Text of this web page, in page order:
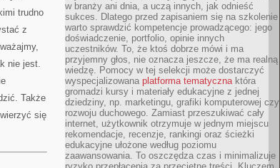
trudno
z
nie jest.
Także
się
w branży ani dnia, a uczą innych, jak odnieść
sukces. Dlatego przed zapisaniem się na szkolenie
warto sprawdzić kompetencje prowadzącego: jego
doświadczenie, portfolio, opinie innych
uczestników. To, że ktoś dobrze mówi i ma
przyjemny głos, nie oznacza jeszcze, że ma realną
wiedzę. Pomocy w tej selekcji może dostarczyć
wyspecjalizowana platforma tematycznaktóra
gromadzi kursy i materiały edukacyjne z jednej
dziedziny, np. marketingu, grafiki komputerowej czy
rozwoju duchowego. Zamiast przeszukiwać cały
internet, użytkownik otrzymuje w jednym miejscu
rekomendacje, recenzje, rankingi oraz ścieżki
edukacyjne ułożone według poziomu
zaawansowania. To oszczędza czas i minimalizuje